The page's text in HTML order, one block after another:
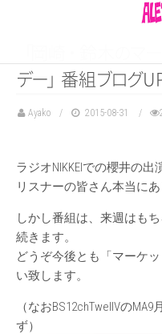
デー」 番組 ブログ
Ayako 2015-08-31
ラジオNIKKEIでの櫻井の
リスナーの皆さん本当に
しかし番組は、来週はも
続きます。
どうぞ今後とも「マーケ
い致します。
（なおBS12chTwellVの
ず）